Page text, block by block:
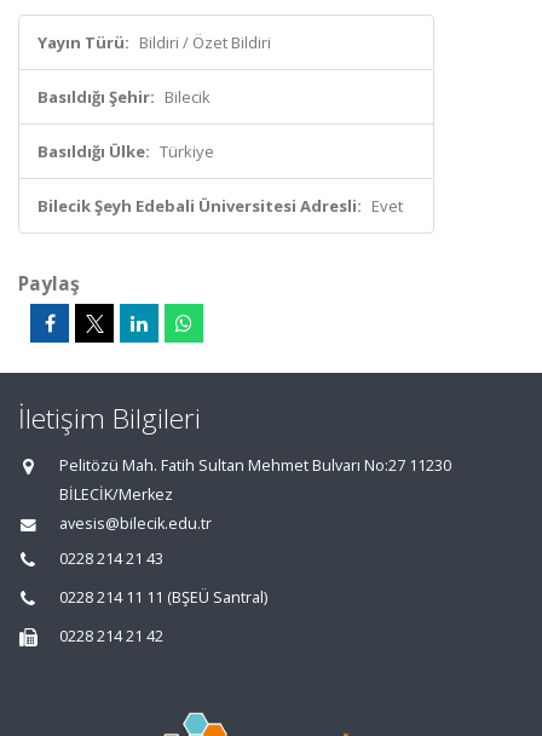
Yayın Türü: Bildiri / Özet Bildiri
Basıldığı Şehir: Bilecik
Basıldığı Ülke: Türkiye
Bilecik Şeyh Edebali Üniversitesi Adresli: Evet
Paylaş
İletişim Bilgileri
Pelitözü Mah. Fatih Sultan Mehmet Bulvarı No:27 11230
BİLECİK/Merkez
avesis@bilecik.edu.tr
0228 214 21 43
0228 214 11 11 (BŞEÜ Santral)
0228 214 21 42